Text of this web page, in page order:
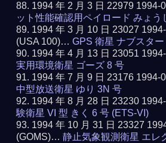
1994 年 2 月 3 日 22979
ット性能確認用ペイロード みょう
1994 年 3 月 10 日 23027
(USA 100)…GPS 衛星 ナブスタ
1994 年 4 月 13 日 23051
実用環境衛星 ゴーズ 8 号
1994 年 7 月 9 日 23176
中型放送衛星 ゆり 3N 号
1994 年 8 月 28 日 23230
験衛星 VI 型 きく 6 号 (ETS-VI)
1994 年 10 月 31 日 23327
(GOMS)…静止気象観測衛星 エレ